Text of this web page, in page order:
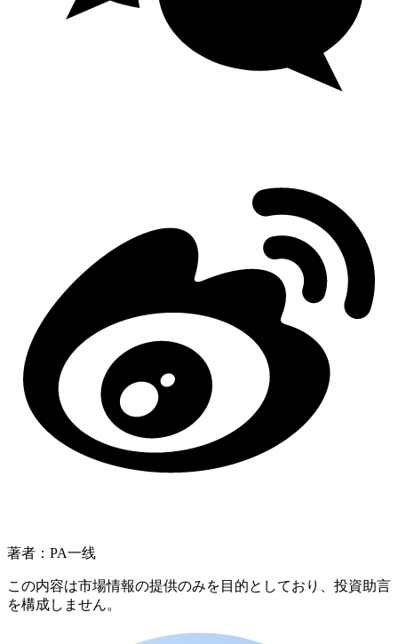
著者：PA一线
この内容は市場情報の提供のみを目的としており、投資助言
を構成しません。